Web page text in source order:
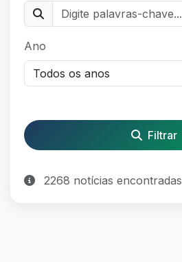
Ano
Filtrar
2268 notícias encontradas